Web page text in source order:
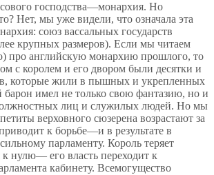
господства—монархия. Но
Нет, мы уже видели, что означала эта
союз вассальных государств
крупных размеров). Если мы читаем
про английскую монархию прошлого, то
с королем и его двором были десятки и
которые жили в пышных и укрепленных
барон имел не только свою фантазию, но и
лиц и служилых людей. Но мы
верховного сюзерена возрастают за
к борьбе—и в результате в
парламенту. Король теряет
к нулю— его власть переходит к
кабинету. Всемогущество